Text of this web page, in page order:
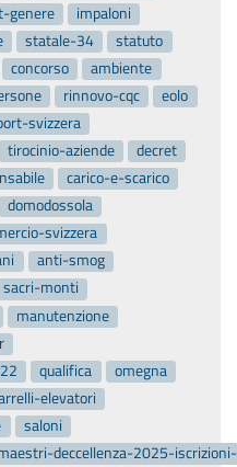
genere
impaloni
statale-34
statuto
concorso
ambiente
rinnovo-cqc
eolo
svizzera
tirocinio-aziende
decret
carico-e-scarico
domodossola
svizzera
anti-smog
sacri-monti
manutenzione
qualifica
omegna
elevatori
saloni
deccellenza-2025-